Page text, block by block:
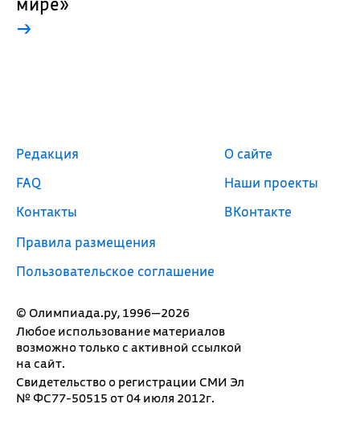
→
© Олимпиада.ру, 1996—2026
Любое использование материалов
возможно только с активной ссылкой
на сайт.
Свидетельство о регистрации СМИ Эл
№ ФС77-50515 от 04 июля 2012г.
Редакция
FAQ
Контакты
Правила размещения
Пользовательское соглашение
О сайте
Наши проекты
ВКонтакте